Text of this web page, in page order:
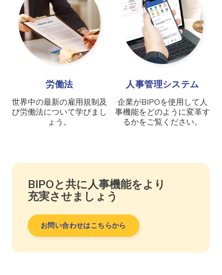
労働法
世界中の最新の雇用規制及
び労働法について学びまし
ょう。
人事管理システム
企業がBIPOを使用して人
事機能をどのように変革す
るかをご覧ください。
BIPOと共に人事機能をより
充実させましょう
お問い合わせはこちらから